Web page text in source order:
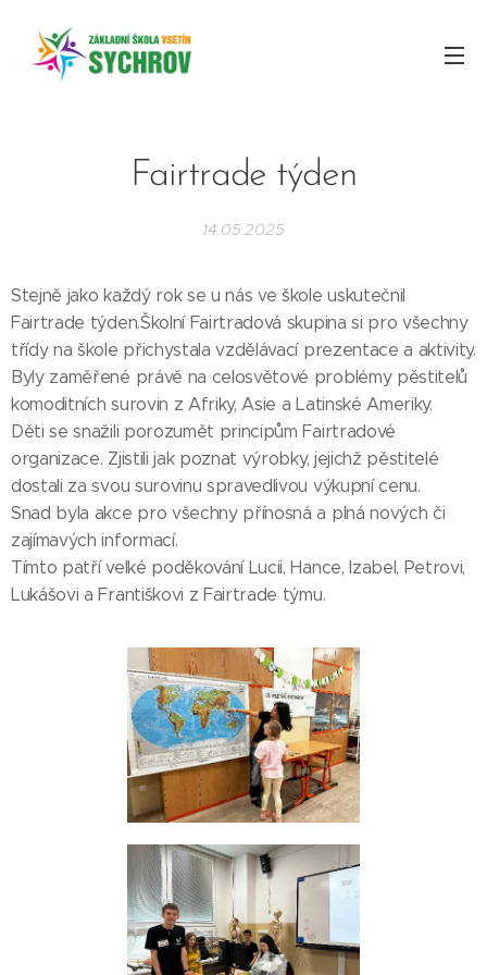
Fairtrade týden
14.05.2025
Stejně jako každý rok se u nás ve škole uskutečnil
Fairtrade týden.Školní Fairtradová skupina si pro všechny
třídy na škole přichystala vzdělávací prezentace a aktivity.
Byly zaměřené právě na celosvětové problémy pěstitelů
komoditních surovin z Afriky, Asie a Latinské Ameriky.
Děti se snažili porozumět principům Fairtradové
organizace. Zjistili jak poznat výrobky, jejichž pěstitelé
dostali za svou surovinu spravedlivou výkupní cenu.
Snad byla akce pro všechny přínosná a plná nových či
zajímavých informací.
Tímto patří velké poděkování Lucii, Hance, Izabel, Petrovi,
Lukášovi a Františkovi z Fairtrade týmu.